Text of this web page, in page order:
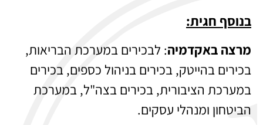
בנוסף חגית:
מרצה באקדמיה: לבכירים במערכת הבריאות,
בכירים בהייטק, בכירים בניהול כספים, בכירים
במערכת הציבורית, בכירים בצה"ל, במערכת
הביטחון ומנהלי עסקים.